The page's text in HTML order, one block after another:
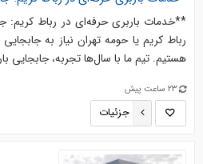
**خدمات باربری حرفه‌ای در رباط کریم:
رباط کریم یا حومه تهران نیاز به
هستیم. تیم ما با سال‌ها تجربه، جابجایی
23 ساعت پیش
جزئیات